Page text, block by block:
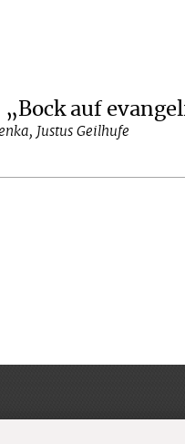
„Bock auf
Justus Geilhufe